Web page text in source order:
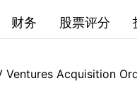
财务 股票评分
Ventures Acquisition